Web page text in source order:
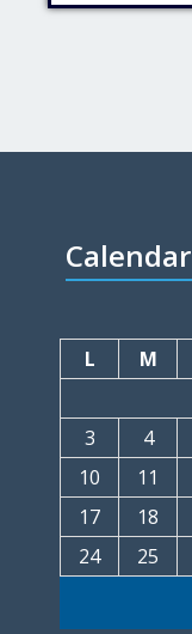
Calendar
L M
3
4
10
11
17
18
24
25